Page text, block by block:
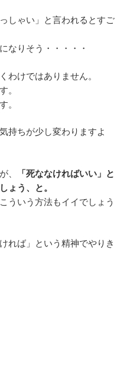
しゃい」と言われるとすご
なりそう・・・・・
わけではありません。
。
。
持ちが少し変わりますよ
、
「死ななければいい」と
ょう、と。
ういう方法もイイでしょう
れば」という精神でやりき